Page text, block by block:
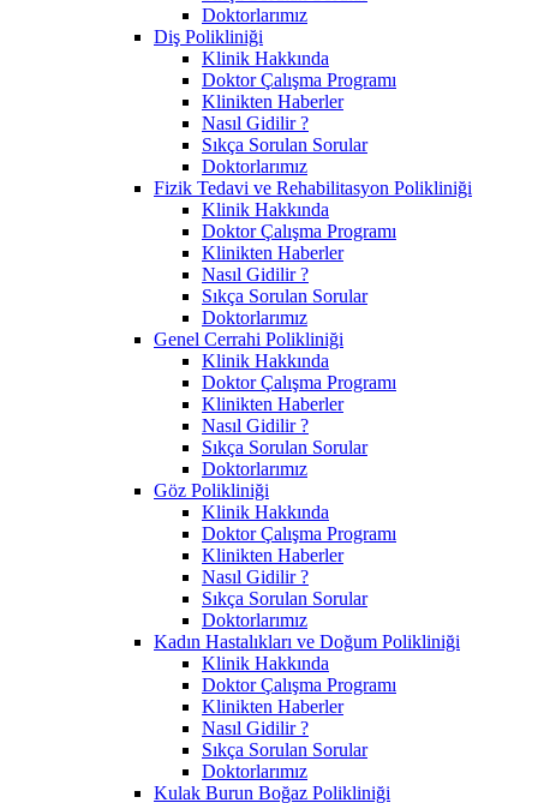
Doktorlarımız
Diş Polikliniği
Klinik Hakkında
Doktor Çalışma Programı
Klinikten Haberler
Nasıl Gidilir ?
Sıkça Sorulan Sorular
Doktorlarımız
Fizik Tedavi ve Rehabilitasyon Polikliniği
Klinik Hakkında
Doktor Çalışma Programı
Klinikten Haberler
Nasıl Gidilir ?
Sıkça Sorulan Sorular
Doktorlarımız
Genel Cerrahi Polikliniği
Klinik Hakkında
Doktor Çalışma Programı
Klinikten Haberler
Nasıl Gidilir ?
Sıkça Sorulan Sorular
Doktorlarımız
Göz Polikliniği
Klinik Hakkında
Doktor Çalışma Programı
Klinikten Haberler
Nasıl Gidilir ?
Sıkça Sorulan Sorular
Doktorlarımız
Kadın Hastalıkları ve Doğum Polikliniği
Klinik Hakkında
Doktor Çalışma Programı
Klinikten Haberler
Nasıl Gidilir ?
Sıkça Sorulan Sorular
Doktorlarımız
Kulak Burun Boğaz Polikliniği